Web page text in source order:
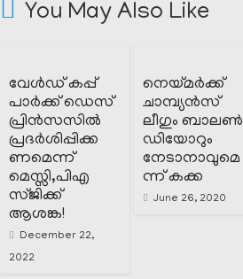
You May Also Like
വേൾഡ് കപ്പ്
പാർക്ക് ഡെസ്
പ്രിൻസസിൽ
പ്രദർശിപ്പിക്ക
ണമെന്ന്
മെസ്സി,പിഎ
സ്ജിക്ക്
ആശങ്ക!
December 22,
2022
നെയ്മർക്ക്
ചാമ്പ്യൻസ്
ലീഗും ബാലൺ
ഡിയോറും
നേടാനാവുമെ
ന്ന് കക്ക
June 26, 2020